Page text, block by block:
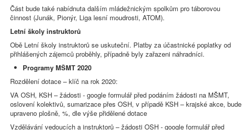
Část bude také nabídnuta dalším mládežnickým spolkům pro táborovou
činnost (Junák, Pionýr, Liga lesní moudrosti, ATOM).
Letní školy instruktorů
Obě Letní školy instruktorů se uskuteční. Platby za účastnické poplatky od
přihlášených zájemců proběhly, případně byly zařazeni náhradníci.
Programy MŠMT 2020
Rozdělení dotace – klíč na rok 2020:
VA OSH, KSH – žádosti - google formulář před podáním žádosti na MŠMT,
oslovení kolektivů, sumarizace přes OSH, v případě KSH – krajské akce, bude
upraveno plošně, %, dle výše přidělené dotace
Vzdělávání vedoucích a instruktorů – žádosti OSH - google formulář před